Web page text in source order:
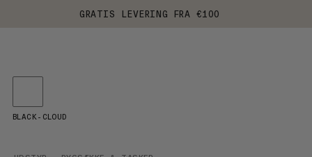
GRATIS LEVERING FRA €100
BLACK-CLOUD